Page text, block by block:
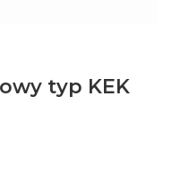
typ KEK